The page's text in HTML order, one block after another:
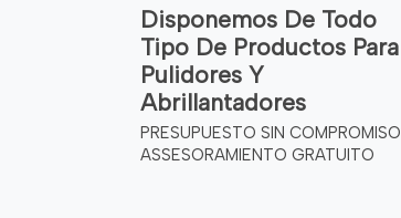
Disponemos De Todo
Tipo De Productos Para
Pulidores Y
Abrillantadores
PRESUPUESTO SIN COMPROMISO
ASSESORAMIENTO GRATUITO